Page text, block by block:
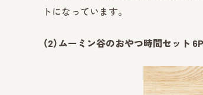
トになっています。
（2）ムーミン谷のおやつ時間セット